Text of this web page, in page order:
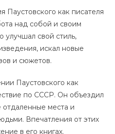
Паустовского как писателя
над собой и своим
улучшал свой стиль,
искал новые
и сюжетов.
Паустовского как
по СССР. Он объездил
отдаленные места и
Впечатления от этих
в его книгах.